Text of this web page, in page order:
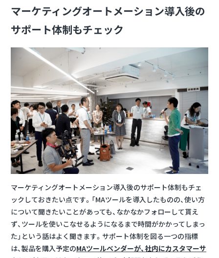
マーケティングオートメーション導入後の
サポート体制もチェック
マーケティングオートメーション導入後のサポート体制もチェ
ックしておきたい点です。「MAツールを導入したものの、使い方
について聞きたいことがあっても、なかなかフォローして貰え
ず、ツールを使いこなせるようになるまで時間がかかってしまっ
た」という話はよく聞きます。サポート体制を図る一つの指標
は、製品を購入予定のMAツールベンダーが、社内にカスタマーサ